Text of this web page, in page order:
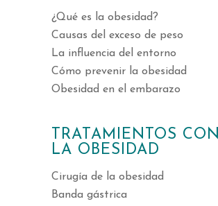
¿Qué es la obesidad?
Causas del exceso de peso
La influencia del entorno
Cómo prevenir la obesidad
Obesidad en el embarazo
TRATAMIENTOS
LA OBESIDAD
Cirugía de la obesidad
Banda gástrica